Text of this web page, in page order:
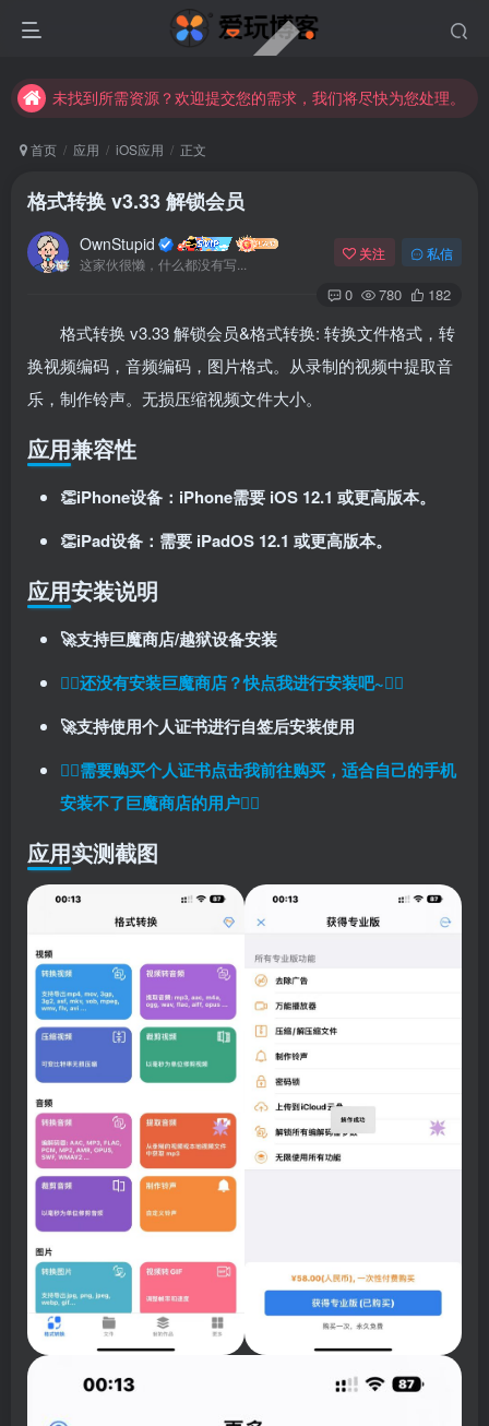
未找到所需资源？欢迎提交您的需求，我们将尽快为您处理。
苹果手机用户没有巨魔商店的点击此处获取保姆级安装教程
未找到所需资源？欢迎提交您的需求，我们将尽快为您处理。
首页 应用 iOS应用 正文
格式转换 v3.33 解锁会员
OwnStupid
这家伙很懒，什么都没有写...
关注 私信
0 780 182
格式转换 v3.33 解锁会员&格式转换: 转换文件格式，转
换视频编码，音频编码，图片格式。从录制的视频中提取音
乐，制作铃声。无损压缩视频文件大小。
应用兼容性
👏iPhone设备：iPhone需要 iOS 12.1 或更高版本。
👏iPad设备：需要 iPadOS 12.1 或更高版本。
应用安装说明
🚀支持巨魔商店/越狱设备安装
👉🏼还没有安装巨魔商店？快点我进行安装吧~👈🏼
🚀支持使用个人证书进行自签后安装使用
👉🏼需要购买个人证书点击我前往购买，适合自己的手机
安装不了巨魔商店的用户👈🏼
应用实测截图
扫码登录
使用其它方式登录或注册